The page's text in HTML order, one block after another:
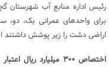
رئیس اداره منابع آب شهرستان
اراضی دشت را زیر پوشش داشتند
اختصاص ۳۰۰ میلیارد